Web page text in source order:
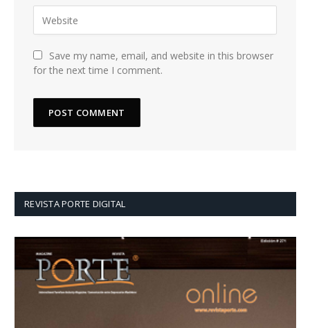
Save my name, email, and website in this browser
for the next time I comment.
REVISTA PORTE DIGITAL